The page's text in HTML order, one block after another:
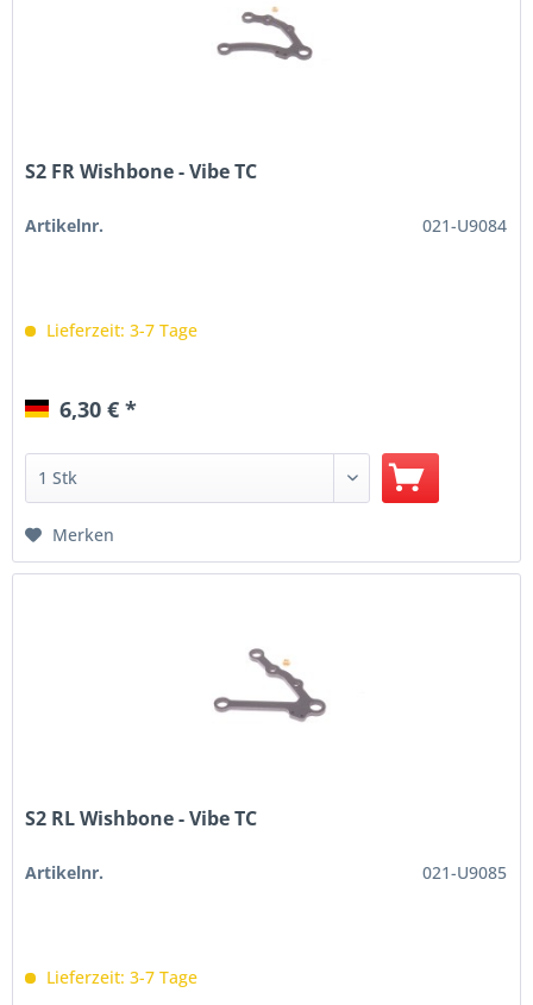
S2 FR Wishbone - Vibe TC
Artikelnr. 021-U9084
Lieferzeit: 3-7 Tage
6,30 € *
Merken
S2 RL Wishbone - Vibe TC
Artikelnr. 021-U9085
Lieferzeit: 3-7 Tage